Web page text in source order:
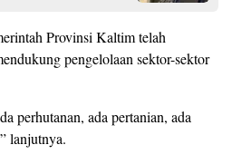
Provinsi Kaltim telah
pengelolaan sektor-sektor
perhutanan, ada pertanian, ada
lanjutnya.